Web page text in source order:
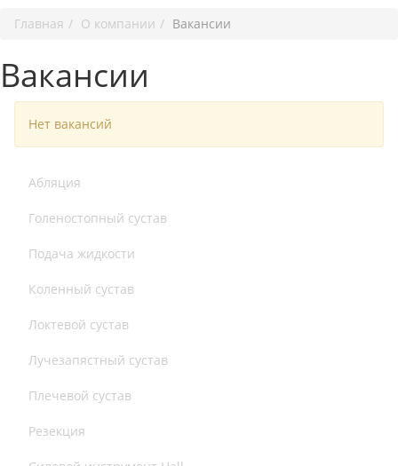
Главная
О компании Вакансии
Вакансии
Нет вакансий
Абляция
Голеностопный сустав
Подача жидкости
Коленный сустав
Локтевой сустав
Лучезапястный сустав
Плечевой сустав
Резекция